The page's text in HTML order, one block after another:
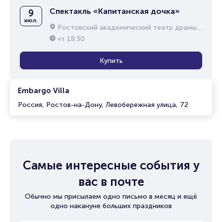
Embargo Villa
Россия, Ростов-на-Дону, Левобережная улица, 72
9
июл.
Спектакль «Капитанская дочка»
Ростовский академический театр драмы им. М.Горького
чт 18:30
Купить
Самые интересные события у
вас в почте
Обычно мы присылаем одно письмо в месяц и ещё
одно накануне больших праздников